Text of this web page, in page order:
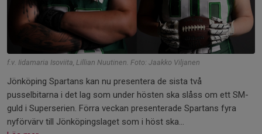
f.v. Iidamaria Isoviita, Lillian Nuutinen. Foto: Jaakko Viljanen
Jönköping Spartans kan nu presentera de sista två
pusselbitarna i det lag som under hösten ska slåss om ett SM-
guld i Superserien. Förra veckan presenterade Spartans fyra
nyförvärv till Jönköpingslaget som i höst ska...